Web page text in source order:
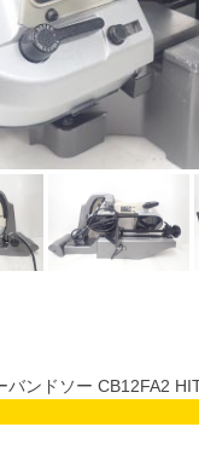
ンドソー CB12FA2